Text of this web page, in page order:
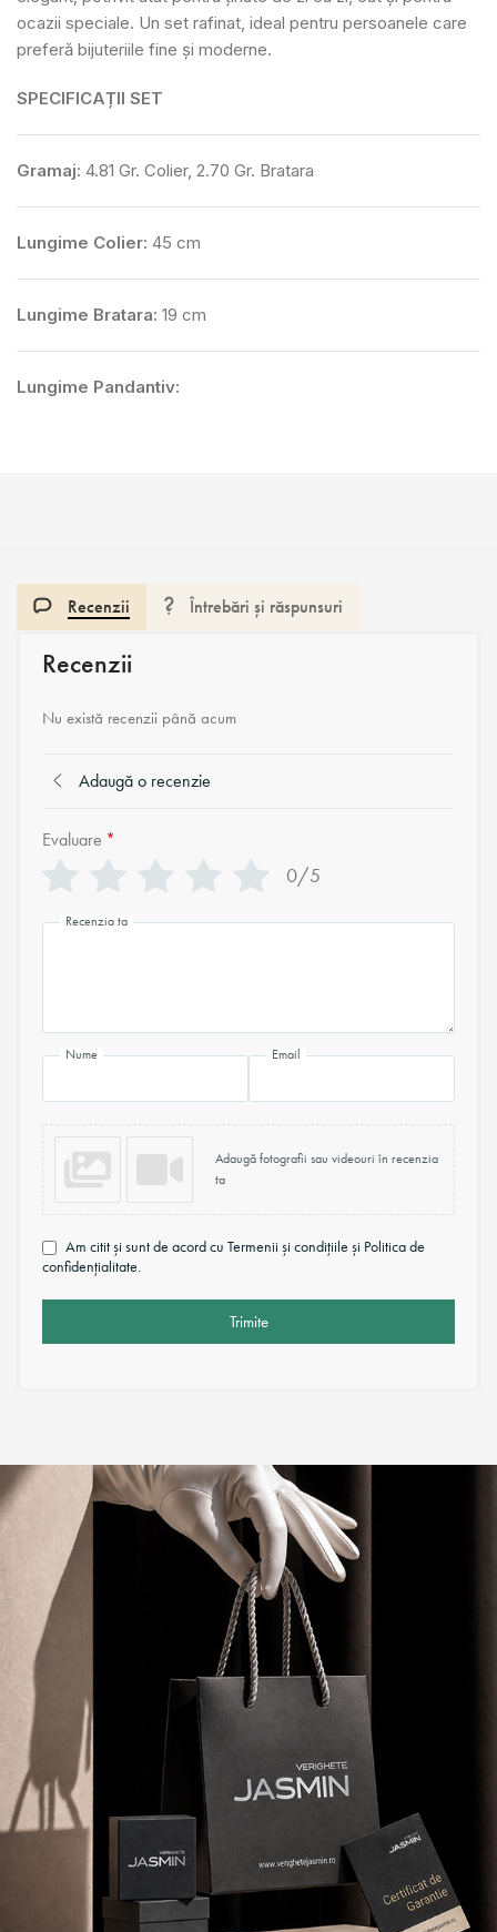
ocazii speciale. Un set rafinat, ideal pentru persoanele care
preferă bijuteriile fine și moderne.
SPECIFICAȚII SET
Gramaj: 4.81 Gr. Colier, 2.70 Gr. Bratara
Lungime Colier: 45 cm
Lungime Bratara: 19 cm
Lungime Pandantiv:
Recenzii Întrebări și răspunsuri
Recenzii
Nu există recenzii până acum
Adaugă o recenzie
Evaluare *
0/5
Recenzia ta
Nume Email
Adaugă fotografii sau videouri în recenzia
ta
Am citit și sunt de acord cu Termenii și condițiile și Politica de
confidențialitate.
Trimite